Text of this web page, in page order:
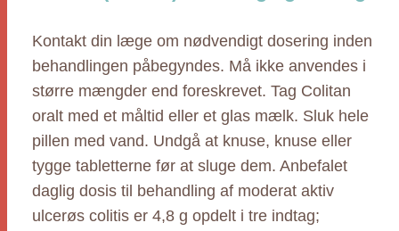
Kontakt din læge om nødvendigt dosering inden
behandlingen påbegyndes. Må ikke anvendes i
større mængder end foreskrevet. Tag Colitan
oralt med et måltid eller et glas mælk. Sluk hele
pillen med vand. Undgå at knuse, knuse eller
tygge tabletterne før at sluge dem. Anbefalet
daglig dosis til behandling af moderat aktiv
ulcerøs colitis er 4,8 g opdelt i tre indtag;